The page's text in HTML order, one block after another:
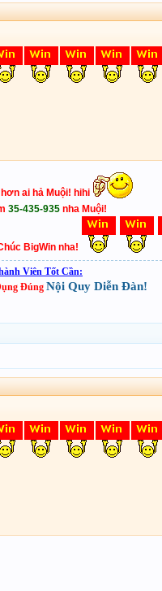
ai hả Muội! hihi
35-435-935nha Muội!
BigWin nha!
Viên Tốt Cần:
Đúng Nội Quy Diễn Đàn!